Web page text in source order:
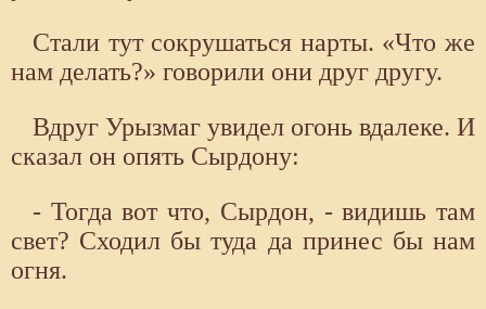
Стали тут сокрушаться нарты. «Что же
нам делать?» говорили они друг другу.
Вдруг Урызмаг увидел огонь вдалеке. И
сказал он опять Сырдону:
- Тогда вот что, Сырдон, - видишь там
свет? Сходил бы туда да принес бы нам
огня.